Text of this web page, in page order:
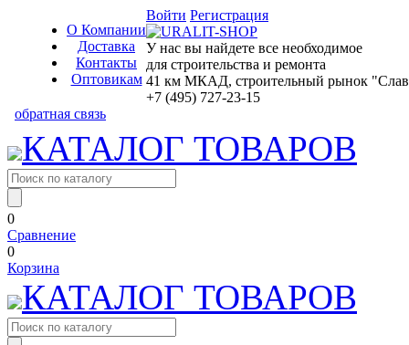
О Компании
Доставка
Контакты
Оптовикам
Войти Регистрация
У нас вы найдете все необходимое
для строительства и ремонта
41 км МКАД, строительный рынок
+7 (495) 727-23-15
обратная связь
КАТАЛОГ ТОВАРОВ
0
Сравнение
0
Корзина
КАТАЛОГ ТОВАРОВ